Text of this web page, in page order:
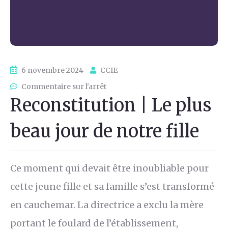
6 novembre 2024
CCIE
Commentaire sur l'arrêt
Reconstitution | Le plus
beau jour de notre fille
Ce moment qui devait être inoubliable pour
cette jeune fille et sa famille s’est transformé
en cauchemar. La directrice a exclu la mère
portant le foulard de l’établissement,